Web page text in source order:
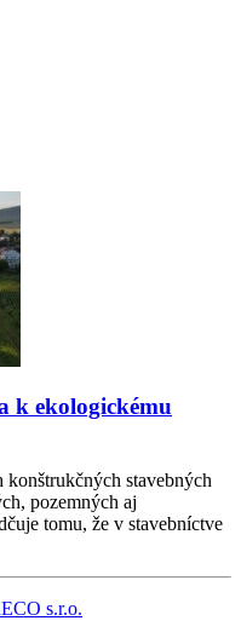
k ekologickému
stavebných
pozemných aj
tomu, že v stavebníctve
s.r.o.